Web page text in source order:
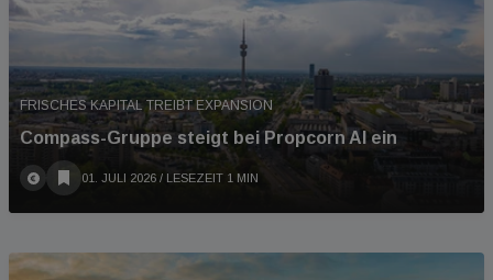
FRISCHES KAPITAL TREIBT EXPANSION
Compass-Gruppe steigt bei Propcorn AI ein
01. JULI 2026 / LESEZEIT 1 MIN